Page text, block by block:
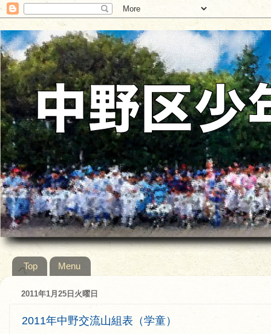
Top Menu
2011年1月25日火曜日
2011年中野交流山組表（学童）